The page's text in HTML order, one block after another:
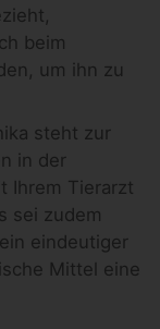
beim
um ihn zu
steht zur
in der
Ihrem Tierarzt
sei zudem
eindeutiger
Mittel eine